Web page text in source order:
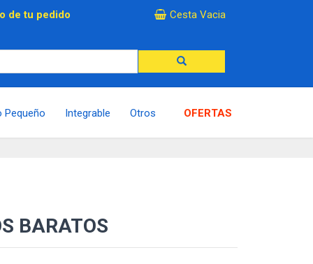
de tu pedido Cesta Vacia
Pequeño Integrable Otros OFERTAS
BARATOS